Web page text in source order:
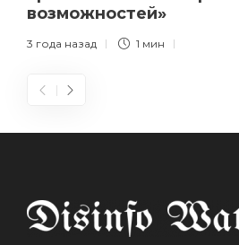
возможностей»
3 года назад 1 мин